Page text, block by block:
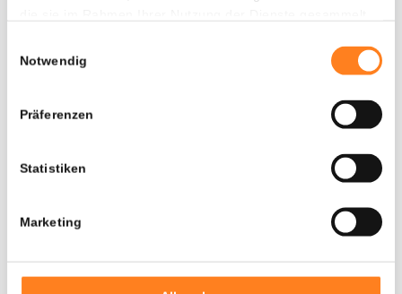
Notwendig
Präferenzen
Statistiken
Marketing
opgehaald, probeer het later opnieuw.